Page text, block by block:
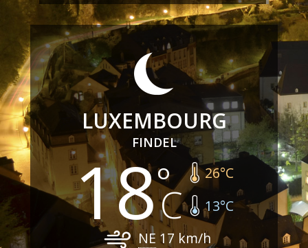
LUXEMBOURG
FINDEL
18 26°C
13°C
NE 17 km/h